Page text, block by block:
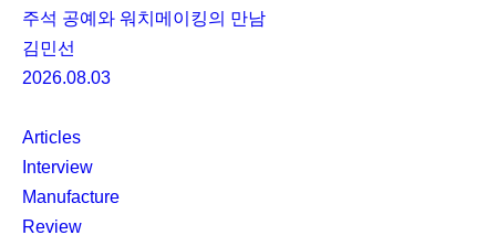
주석 공예와 워치메이킹의 만남
김민선
2026.08.03
Articles
Interview
Manufacture
Review